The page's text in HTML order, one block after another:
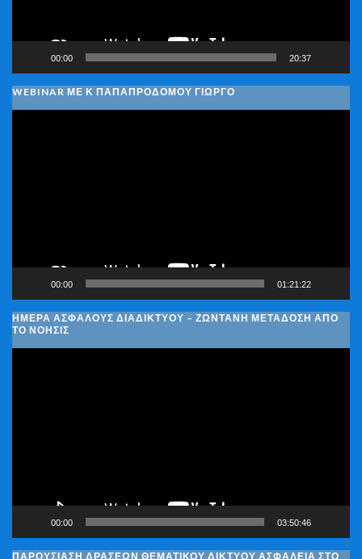
00:00 20:37
WEBINAR ΜΕ Κ ΠΑΠΑΠΡΟΔΌΜΟΥ ΓΙΏΡΓΟ
00:00 01:21:22
ΗΜΈΡΑ ΑΣΦΑΛΟΎΣ ΔΙΑΔΙΚΤΎΟΥ – ΖΩΝΤΑΝΉ ΜΕΤΆΔΟΣΗ ΑΠΌ
ΤΟ ΝΟΗΣΙΣ
00:00 03:50:46
ΠΑΡΟΥΣΊΑΣΗ ΔΡΆΣΕΩΝ ΘΕΜΑΤΙΚΟΎ ΔΙΚΤΎΟΥ ΑΣΦΆΛΕΙΑ ΣΤΟ